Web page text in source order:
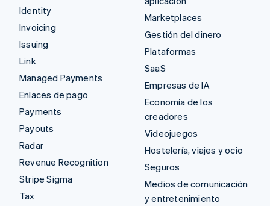
Identity
Invoicing
Issuing
Link
Managed Payments
Enlaces de pago
Payments
Payouts
Radar
Revenue Recognition
Stripe Sigma
Tax
Marketplaces
Gestión del dinero
Plataformas
SaaS
Empresas de IA
Economía de los
creadores
Videojuegos
Hostelería, viajes y ocio
Seguros
Medios de comunicación
y entretenimiento